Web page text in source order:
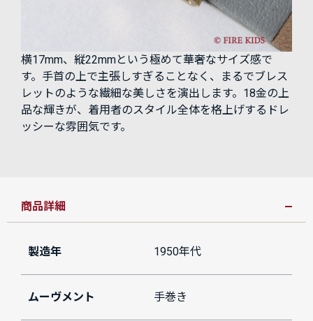
横17mm、縦22mmという極めて華奢なサイズ感で
す。手首の上で主張しすぎることなく、まるでブレス
レットのような繊細な美しさを演出します。18金の上
品な輝きが、着用者のスタイル全体を格上げするドレ
ッシーな雰囲気です。
商品詳細
製造年 1950年代
ムーヴメント 手巻き